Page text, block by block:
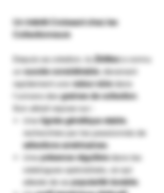
Un Intérêt Croissant chez les
Collectionneurs
Depuis sa création, laZkittleza connu
unsuccès considérable, devenant
rapidement une valeur sûredans
l’univers desgraines de collection
Son attrait repose sur :
Une lignée génétique stable,
recherchée par les passionnés de
sélections américaines.
Uneprésence régulièredans les
catalogues spécialisés, ce qui
atteste de sapopularité durable.